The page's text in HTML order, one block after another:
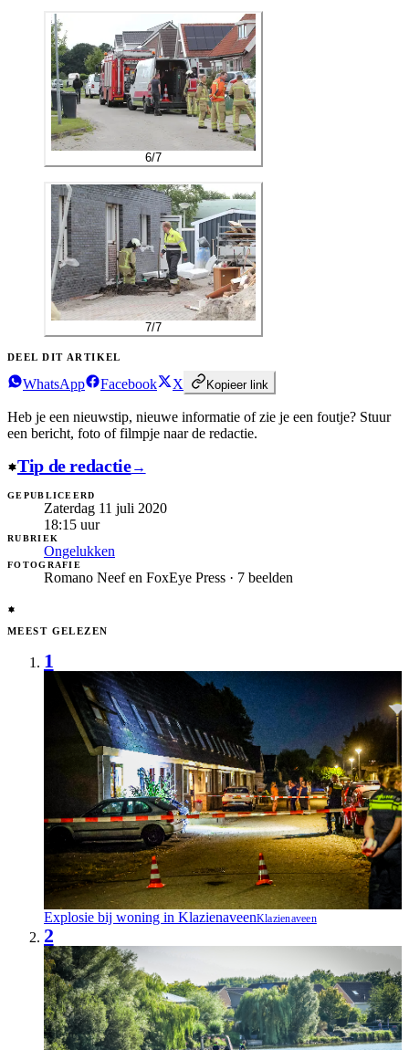
6/7
7/7
DEEL DIT ARTIKEL
WhatsApp Facebook X Kopieer link
Heb je een nieuwstip, nieuwe informatie of zie je een foutje? Stuur
een bericht, foto of filmpje naar de redactie.
Tip de redactie→
GEPUBLICEERD
Zaterdag 11 juli 2020
18:15 uur
RUBRIEK
Ongelukken
FOTOGRAFIE
Romano Neef en FoxEye Press · 7 beelden
MEEST GELEZEN
1
Explosie bij woning in KlazienaveenKlazienaveen
2